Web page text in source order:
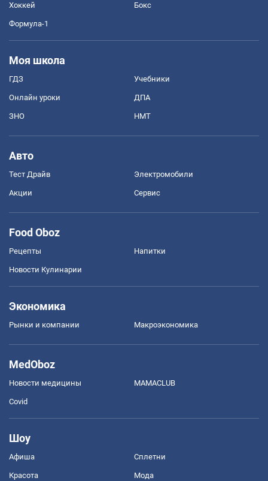
Хоккей Бокс
Формула-1
Моя школа
ГДЗ Учебники
Онлайн уроки ДПА
ЗНО НМТ
Авто
Тест Драйв Электромобили
Акции Сервис
Food Oboz
Рецепты Напитки
Новости Кулинарии
Экономика
Рынки и компании Mакроэкономика
MedOboz
Новости медицины MAMACLUB
Covid
Шоу
Афиша Сплетни
Красота Мода